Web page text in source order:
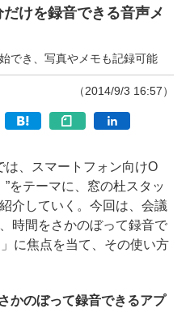
けを録音できる音声メ
でき、写真やメモも記録可能
（2014/9/3 16:57）
、スマートフォン向けO
をテーマに、窓の杜スタッ
介していく。今回は、会議
時間をさかのぼって録音で
に焦点を当て、その使い方
かのぼって録音できるアプ